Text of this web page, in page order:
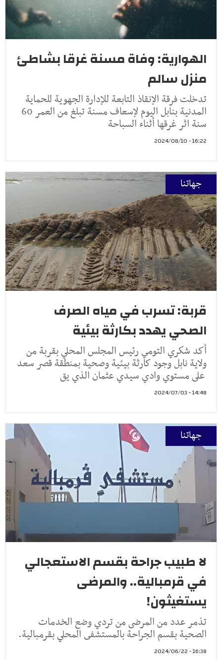
الهوارية: وفاة مسنة غرقا بشاطئ
منزل سالم
تدخلت فرقة الإنقاذ التابعة للإدارة الجهوية للحماية
المدنية بنابل اليوم لإسعاف مسنة تبلغ من العمر 60
سنة اثر غرقها أثناء السباحة
16:22 - 2024/08/10
جهاتنا
قربة: تسرب في مياه الصرف
الصحي يهدد بكارثة بيئية
أكد شكري التومي رئيس المجلس المحلي بقربة من
ولاية نابل وجود كارثة بيئية وصحية بمنطقة قصر سعد
على مستوي وادي سيدي عثمان الذي يق
14:48 - 2024/07/03
جهاتنا
لا طبيب جراحة بقسم الاستعجالي
في قرمبالية.. والمرضى
يستغيثون!‎
تذمر عدد من المرضى من تردي وضع الخدمات
الصحية بقسم الجراحة بالمستشفى المحلي بقرمبالية.
16:38 - 2024/06/22